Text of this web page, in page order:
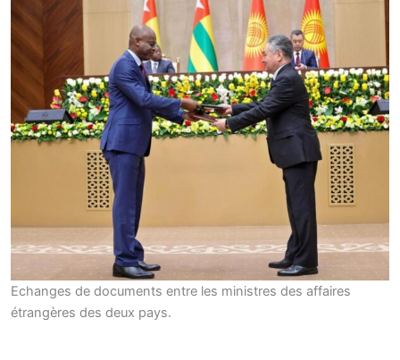
Echanges de documents entre les ministres des affaires
étrangères des deux pays.